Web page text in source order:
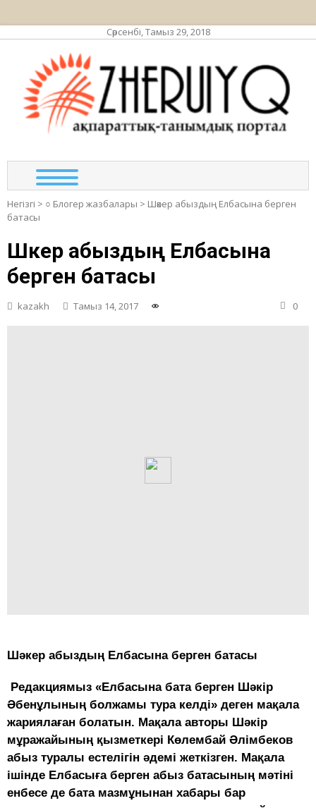
Сәрсенбі, Тамыз 29, 2018
Негізгі > ○ Блогер жазбалары > Шәкер абыздың Елбасына берген
батасы
Шәкер абыздың Елбасына
берген батасы
kazakh Тамыз 14, 2017 0
Шәкер абыздың Елбасына берген батасы
Редакциямыз «Елбасына бата берген Шәкір
Әбенұлының болжамы тура келді» деген мақала
жариялаған болатын. Мақала авторы Шәкір
мұражайының қызметкері Көлембай Әлімбеков
абыз туралы естелігін әдемі жеткізген. Мақала
ішінде Елбасыға берген абыз батасының мәтіні
енбесе де бата мазмұнынан хабары бар